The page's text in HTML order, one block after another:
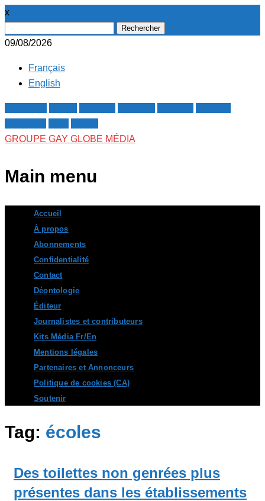
x
09/08/2026
Français
English
GROUPE GAY GLOBE MÉDIA
Main menu
content
Accueil
À propos
Abonnements
Confidentialité
Contact
Déontologie
Éditeur
Journalistes et contributeurs
Kits Média Fr/En
Mentions légales
Partenaires et Annonceurs
Politique de cookies (CA)
Soutenir
Tag: écoles
Des toilettes non genrées plus
présentes dans les établissements